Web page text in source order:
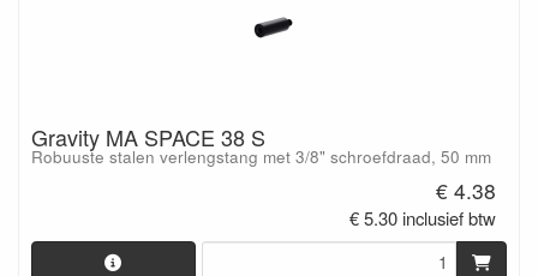
Gravity MA SPACE 38 S
Robuuste stalen verlengstang met 3/8" schroefdraad, 50 mm
€ 4.38
€ 5.30 inclusief btw